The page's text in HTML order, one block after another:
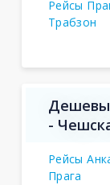
Рейсы
Трабзон
-
Рейсы
Прага